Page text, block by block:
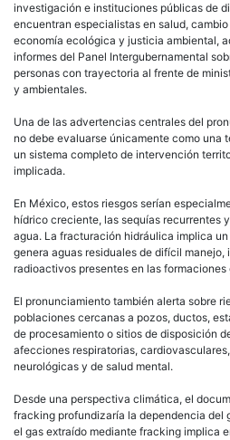
investigación e instituciones públicas de
encuentran especialistas en salud,
economía ecológica y justicia ambiental,
informes del Panel Intergubernamental
personas con trayectoria al frente de
y ambientales.
Una de las advertencias centrales del
no debe evaluarse únicamente como una
un sistema completo de intervención
implicada.
En México, estos riesgos serían
hídrico creciente, las sequías recurrentes
agua. La fracturación hidráulica implica
genera aguas residuales de difícil manejo,
radioactivos presentes en las formaciones
El pronunciamiento también alerta sobre
poblaciones cercanas a pozos, ductos,
de procesamiento o sitios de disposición
afecciones respiratorias,
neurológicas y de salud mental.
Desde una perspectiva climática, el
fracking profundizaría la dependencia del
el gas extraído mediante fracking implica